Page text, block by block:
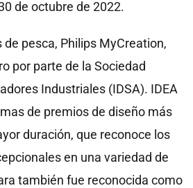
de octubre de 2022.
pesca, Philips MyCreation,
por parte de la Sociedad
Industriales (IDSA). IDEA
de premios de diseño más
duración, que reconoce los
en una variedad de
también fue reconocida como